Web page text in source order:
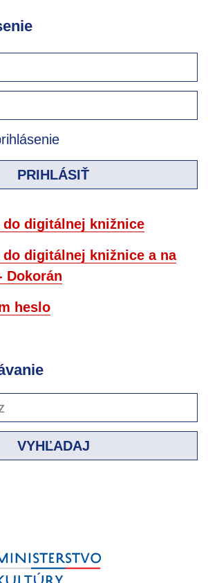
PRIHLÁSIŤ
do digitálnej knižnice
do digitálnej knižnice a na
Dokorán
heslo
VYHĽADAJ